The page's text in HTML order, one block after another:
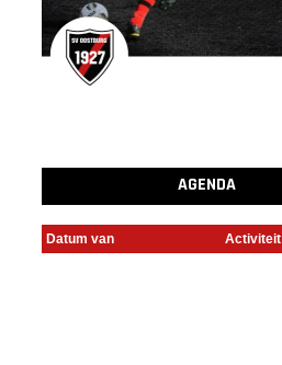
AGENDA
Datum van Activiteit